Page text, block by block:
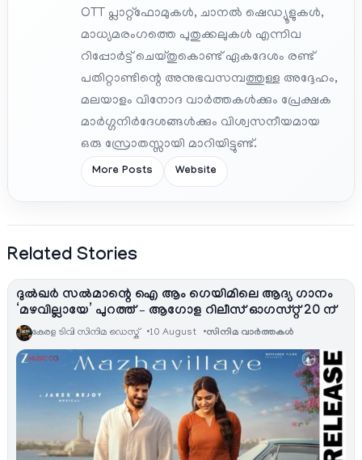
OTT പ്ലാറ്റ്‌ഫോമുകൾ, ചാനൽ ഷെഡ്യൂളുകൾ,
മാധ്യമരംഗത്തെ പുതുക്കലുകൾ എന്നിവ
റിപ്പോർട്ട് ചെയ്തുകൊണ്ട് ഏകദേശം രണ്ട്
പതിറ്റാണ്ടിന്റെ അനുഭവസമ്പത്തുള്ള അദ്ദേഹം,
മലയാളം വിനോദ വാർത്തകൾക്കും പ്രേക്ഷക
മാർഗ്ഗനിർദേശങ്ങൾക്കും വിശ്വസനീയമായ
ഒരു സ്രോതസ്സായി മാറിയിട്ടുണ്ട്.
More Posts Website
Related Stories
ദുൽഖർ സൽമാന്റെ ഐ ആം ഗെയിമിലെ ആദ്യ ഗാനം
‘മഴവില്ലായേ’ പുറത്ത് – ആഗോള റിലീസ് ഓഗസ്റ്റ് 20 ന്
കേരള ടിവി സിനിമ ഡെസ്ക് 10 August സിനിമ വാര്‍ത്തകള്‍